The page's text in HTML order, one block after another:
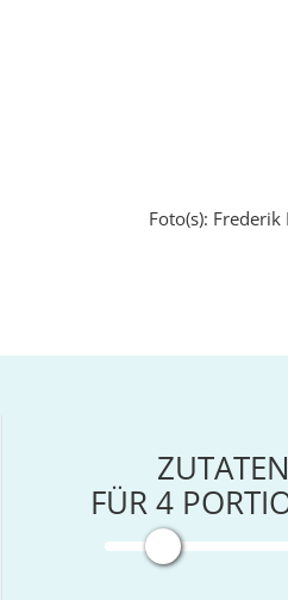
Foto(s):
ZUTATEN
FÜR4